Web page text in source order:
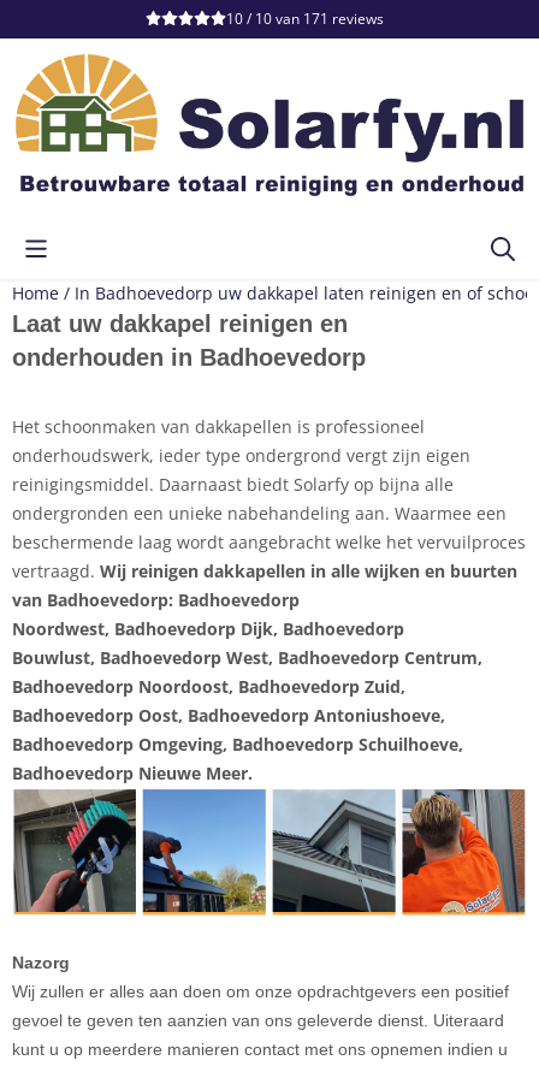
Cookievoorkeuren zijn momenteel gesloten.
10 / 10van 171 reviews
Home / In Badhoevedorp uw dakkapel laten reinigen en of
Laat uw dakkapel reinigen en
onderhouden in Badhoevedorp
Het schoonmaken van dakkapellen is professioneel
onderhoudswerk, ieder type ondergrond vergt zijn eigen
reinigingsmiddel. Daarnaast biedt Solarfy op bijna alle
ondergronden een unieke nabehandeling aan. Waarmee een
beschermende laag wordt aangebracht welke het vervuilproces
vertraagd. Wij reinigen dakkapellen in alle wijken en buurten
van Badhoevedorp: Badhoevedorp
Noordwest, Badhoevedorp Dijk, Badhoevedorp
Bouwlust, Badhoevedorp West, Badhoevedorp Centrum,
Badhoevedorp Noordoost, Badhoevedorp Zuid,
Badhoevedorp Oost, Badhoevedorp Antoniushoeve,
Badhoevedorp Omgeving, Badhoevedorp Schuilhoeve,
Badhoevedorp Nieuwe Meer.
Nazorg
Wij zullen er alles aan doen om onze opdrachtgevers een positief
gevoel te geven ten aanzien van ons geleverde dienst. Uiteraard
kunt u op meerdere manieren contact met ons opnemen indien u